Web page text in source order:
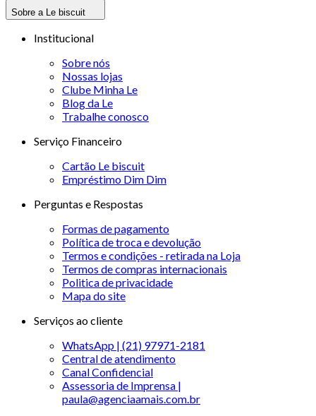
Sobre a Le biscuit
Institucional
Sobre nós
Nossas lojas
Clube Minha Le
Blog da Le
Trabalhe conosco
Serviço Financeiro
Cartão Le biscuit
Empréstimo Dim Dim
Perguntas e Respostas
Formas de pagamento
Política de troca e devolução
Termos e condições - retirada na Loja
Termos de compras internacionais
Politica de privacidade
Mapa do site
Serviços ao cliente
WhatsApp | (21) 97971-2181
Central de atendimento
Canal Confidencial
Assessoria de Imprensa |
paula@agenciaamais.com.br